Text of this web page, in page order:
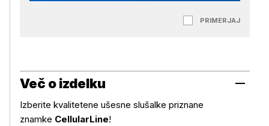
PRIMERJAJ
Več o izdelku
Izberite kvalitetene ušesne slušalke priznane
znamke CellularLine!